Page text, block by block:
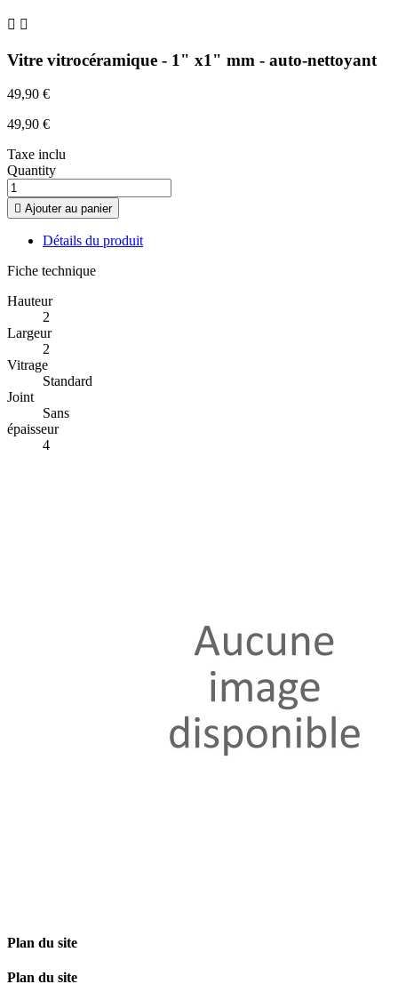
 
Vitre vitrocéramique - 1" x1" mm - auto-nettoyant
49,90 €
49,90 €
Taxe inclu
Quantity
 Ajouter au panier
Détails du produit
Fiche technique
Hauteur
2
Largeur
2
Vitrage
Standard
Joint
Sans
épaisseur
4
Plan du site
Plan du site